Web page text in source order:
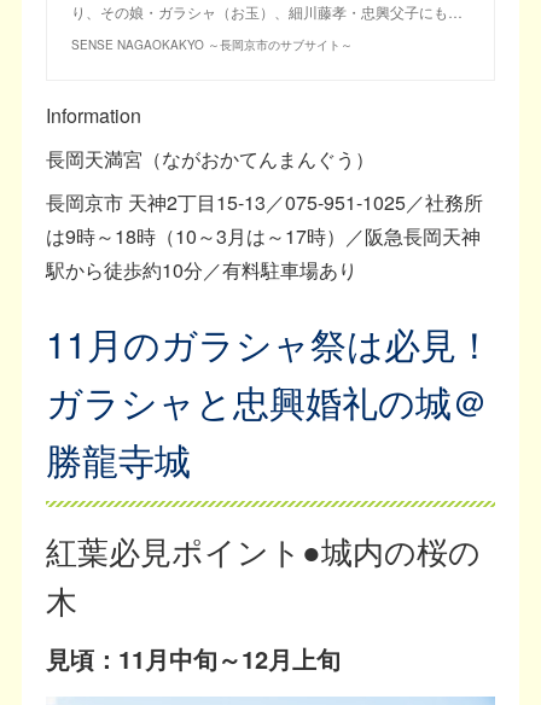
り、その娘・ガラシャ（お玉）、細川藤孝・忠興父子にも…
SENSE NAGAOKAKYO ～長岡京市のサブサイト～
Information
長岡天満宮（ながおかてんまんぐう）
長岡京市 天神2丁目15-13／075-951-1025／社務所
は9時～18時（10～3月は～17時）／阪急長岡天神
駅から徒歩約10分／有料駐車場あり
11月のガラシャ祭は必見！
ガラシャと忠興婚礼の城＠
勝龍寺城
紅葉必見ポイント●城内の桜の
木
見頃：11月中旬～12月上旬